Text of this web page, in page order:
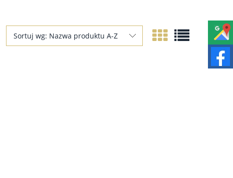
Sortuj wg: Nazwa produktu A-Z